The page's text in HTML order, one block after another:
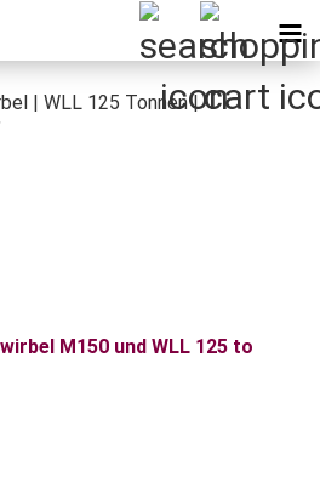
| WLL 125 Tonnen |